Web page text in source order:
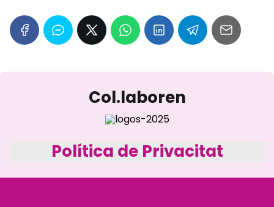
Col.laboren
Política de Privacitat